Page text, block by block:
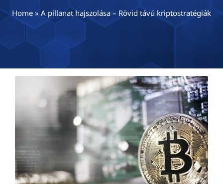
Home »A pillanat hajszolása – Rövid távú kriptostratégiák